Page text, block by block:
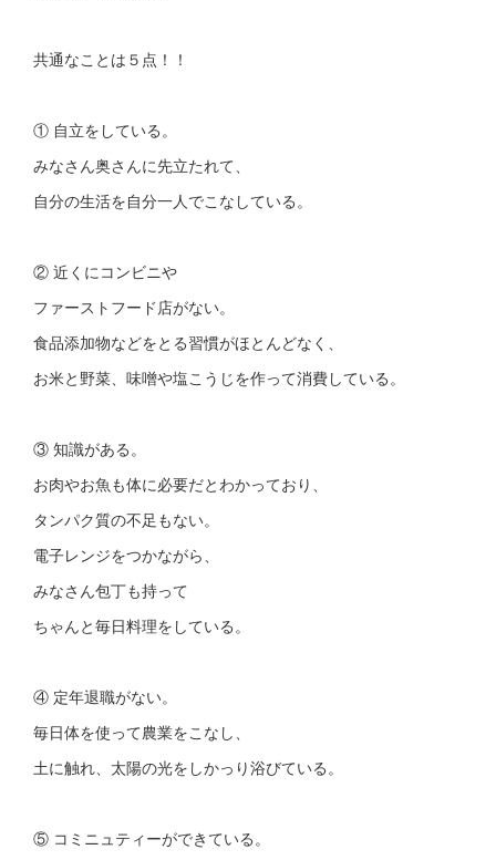
共通なことは５点！！
① 自立をしている。
みなさん奥さんに先立たれて、
自分の生活を自分一人でこなしている。
② 近くにコンビニや
ファーストフード店がない。
食品添加物などをとる習慣がほとんどなく、
お米と野菜、味噌や塩こうじを作って消費している。
③ 知識がある。
お肉やお魚も体に必要だとわかっており、
タンパク質の不足もない。
電子レンジをつかながら、
みなさん包丁も持って
ちゃんと毎日料理をしている。
④ 定年退職がない。
毎日体を使って農業をこなし、
土に触れ、太陽の光をしかっり浴びている。
⑤ コミニュティーができている。